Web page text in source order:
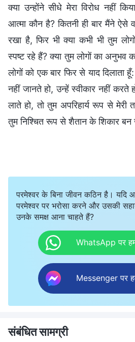
क्या उन्होंने सीधे मेरा विरोध नहीं
आत्मा कौन है? कितनी ही बार मैंने ऐसे
रखा है, फिर भी क्या कभी भी तुम
स्पष्ट रहे हैं? क्या तुम लोगों का अनुभव
लोगों को एक बार फिर से याद दिलाता
नहीं जानते हो, उन्हें स्वीकार नहीं
लाते हो, तो तुम अपरिहार्य रूप से
तुम निश्चित रूप से शैतान के शिकार
परमेश्वर के बिना जीवन कठिन है। यदि
परमेश्वर पर भरोसा करने और उसकी
उनके समक्ष आना चाहते हैं?
WhatsApp पर
Messenger पर
संबंधित सामग्री